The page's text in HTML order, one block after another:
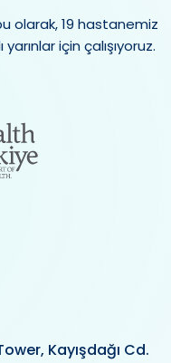
olarak, 19 hastanemiz
için çalışıyoruz.
Kayışdağı Cd.